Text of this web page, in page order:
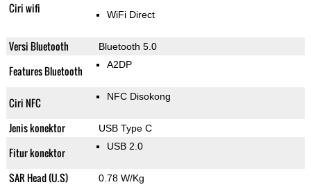
Ciri wifi WiFi Direct
Versi Bluetooth Bluetooth 5.0
Features Bluetooth A2DP
Ciri NFC NFC Disokong
Jenis konektor USB Type C
Fitur konektor USB 2.0
SAR Head (U.S) 0.78 W/Kg